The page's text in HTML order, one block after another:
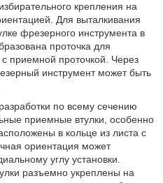
крепления на
Для выталкивания
фрезерного инструмента в
проточка для
приемной проточкой. Через
инструмент может быть
по всему сечению
приемные втулки, особенно
в кольце из листа с
ориентация может
углу установки.
разъемно укреплены на